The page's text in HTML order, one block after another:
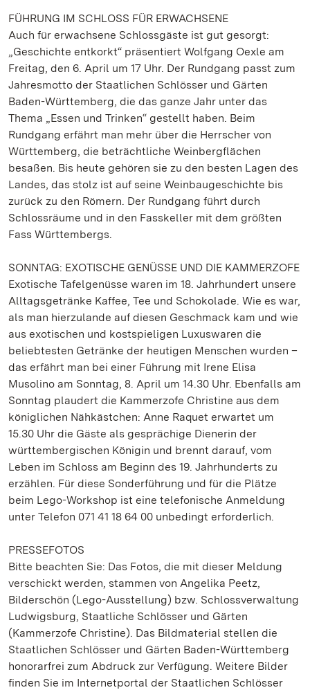
FÜHRUNG IM SCHLOSS FÜR ERWACHSENE
Auch für erwachsene Schlossgäste ist gut gesorgt:
„Geschichte entkorkt“ präsentiert Wolfgang Oexle am
Freitag, den 6. April um 17 Uhr. Der Rundgang passt zum
Jahresmotto der Staatlichen Schlösser und Gärten
Baden-Württemberg, die das ganze Jahr unter das
Thema „Essen und Trinken“ gestellt haben. Beim
Rundgang erfährt man mehr über die Herrscher von
Württemberg, die beträchtliche Weinbergflächen
besaßen. Bis heute gehören sie zu den besten Lagen des
Landes, das stolz ist auf seine Weinbaugeschichte bis
zurück zu den Römern. Der Rundgang führt durch
Schlossräume und in den Fasskeller mit dem größten
Fass Württembergs.
SONNTAG: EXOTISCHE GENÜSSE UND DIE KAMMERZOFE
Exotische Tafelgenüsse waren im 18. Jahrhundert unsere
Alltagsgetränke Kaffee, Tee und Schokolade. Wie es war,
als man hierzulande auf diesen Geschmack kam und wie
aus exotischen und kostspieligen Luxuswaren die
beliebtesten Getränke der heutigen Menschen wurden –
das erfährt man bei einer Führung mit Irene Elisa
Musolino am Sonntag, 8. April um 14.30 Uhr. Ebenfalls am
Sonntag plaudert die Kammerzofe Christine aus dem
königlichen Nähkästchen: Anne Raquet erwartet um
15.30 Uhr die Gäste als gesprächige Dienerin der
württembergischen Königin und brennt darauf, vom
Leben im Schloss am Beginn des 19. Jahrhunderts zu
erzählen. Für diese Sonderführung und für die Plätze
beim Lego-Workshop ist eine telefonische Anmeldung
unter Telefon 071 41 18 64 00 unbedingt erforderlich.
PRESSEFOTOS
Bitte beachten Sie: Das Fotos, die mit dieser Meldung
verschickt werden, stammen von Angelika Peetz,
Bilderschön (Lego-Ausstellung) bzw. Schlossverwaltung
Ludwigsburg, Staatliche Schlösser und Gärten
(Kammerzofe Christine). Das Bildmaterial stellen die
Staatlichen Schlösser und Gärten Baden-Württemberg
honorarfrei zum Abdruck zur Verfügung. Weitere Bilder
finden Sie im Internetportal der Staatlichen Schlösser